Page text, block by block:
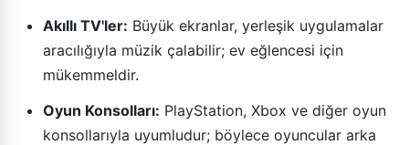
Akıllı TV'ler: Büyük ekranlar, yerleşik uygulamalar
aracılığıyla müzik çalabilir; ev eğlencesi için
mükemmeldir.
Oyun Konsolları: PlayStation, Xbox ve diğer oyun
konsollarıyla uyumludur; böylece oyuncular arka